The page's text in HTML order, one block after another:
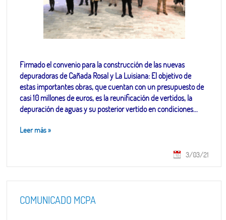
Firmado el convenio para la construcción de las nuevas
depuradoras de Cañada Rosal y La Luisiana: El objetivo de
estas importantes obras, que cuentan con un presupuesto de
casi 10 millones de euros, es la reunificación de vertidos, la
depuración de aguas y su posterior vertido en condiciones...
Leer más»
3/03/21
COMUNICADO MCPA